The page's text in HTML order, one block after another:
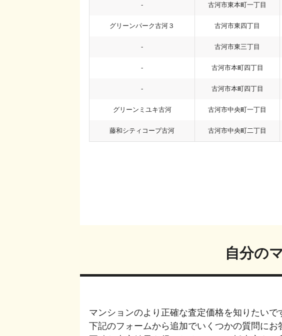
- 古河市東本町一丁目
グリーンパーク古河３ 古河市東四丁目
- 古河市東三丁目
- 古河市本町四丁目
- 古河市本町四丁目
グリーンミユキ古河 古河市中央町一丁目
藤和シティコープ古河 古河市中央町二丁目
自分の
マンションのより正確な査定価格を知りたいで
下記のフォームから追加でいくつかの質問に